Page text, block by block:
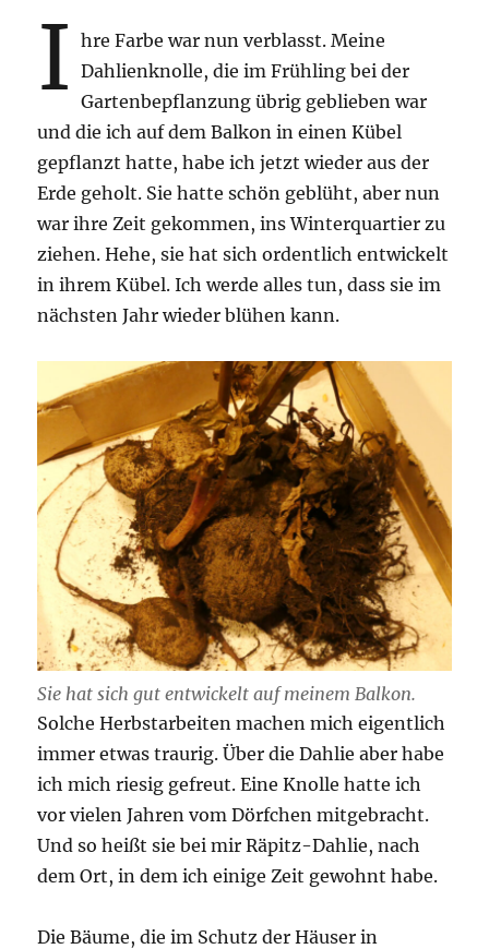
I
hre Farbe war nun verblasst. Meine
Dahlienknolle, die im Frühling bei der
Gartenbepflanzung übrig geblieben war
und die ich auf dem Balkon in einen Kübel
gepflanzt hatte, habe ich jetzt wieder aus der
Erde geholt. Sie hatte schön geblüht, aber nun
war ihre Zeit gekommen, ins Winterquartier zu
ziehen. Hehe, sie hat sich ordentlich entwickelt
in ihrem Kübel. Ich werde alles tun, dass sie im
nächsten Jahr wieder blühen kann.
Sie hat sich gut entwickelt auf meinem Balkon.
Solche Herbstarbeiten machen mich eigentlich
immer etwas traurig. Über die Dahlie aber habe
ich mich riesig gefreut. Eine Knolle hatte ich
vor vielen Jahren vom Dörfchen mitgebracht.
Und so heißt sie bei mir Räpitz-Dahlie, nach
dem Ort, in dem ich einige Zeit gewohnt habe.
Die Bäume, die im Schutz der Häuser in